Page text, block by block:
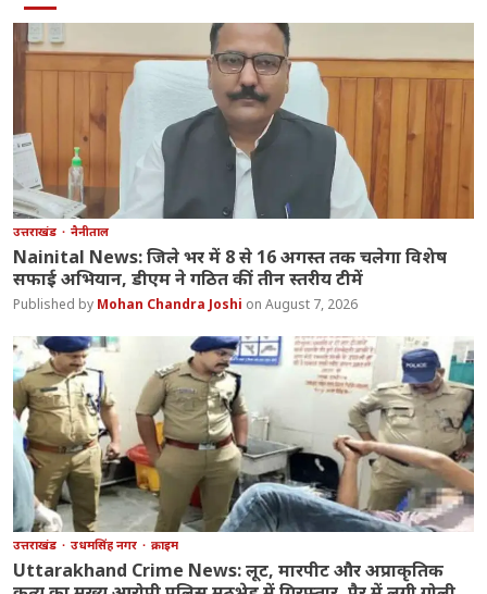
उत्तराखंड नैनीताल
Nainital News: जिले भर में 8 से 16 अगस्त तक चलेगा विशेष
सफाई अभियान, डीएम ने गठित कीं तीन स्तरीय टीमें
Mohan Chandra Joshi August 7, 2026
उत्तराखंड उधमसिंह नगर क्राइम
Uttarakhand Crime News: लूट, मारपीट और अप्राकृतिक